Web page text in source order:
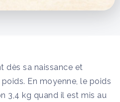
dès sa naissance et
En moyenne, le poids
3,4 kg quand il est mis au